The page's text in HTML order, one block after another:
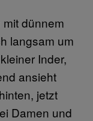
dünnem
langsam um
Inder,
ansieht
jetzt
Damen und